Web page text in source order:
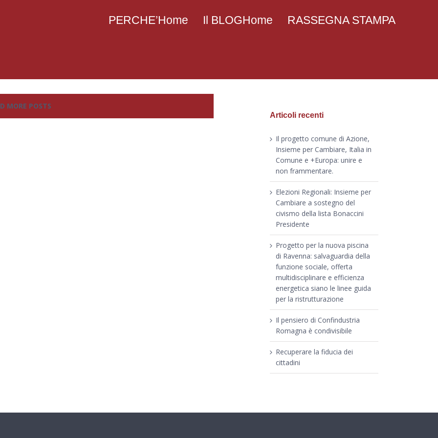
PERCHE’Home Il BLOGHome RASSEGNA STAMPA
MORE POSTS
Articoli recenti
Il progetto comune di Azione,
Insieme per Cambiare, Italia in
Comune e +Europa: unire e
non frammentare.
Elezioni Regionali: Insieme per
Cambiare a sostegno del
civismo della lista Bonaccini
Presidente
Progetto per la nuova piscina
di Ravenna: salvaguardia della
funzione sociale, offerta
multidisciplinare e efficienza
energetica siano le linee guida
per la ristrutturazione
Il pensiero di Confindustria
Romagna è condivisibile
Recuperare la fiducia dei
cittadini